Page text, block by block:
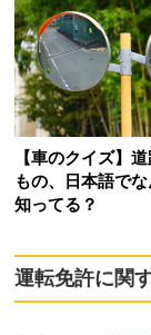
【車のクイズ】
もの、日本語で
知ってる？
運転免許に関